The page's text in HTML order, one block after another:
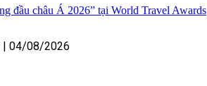
đầu châu Á 2026” tại World Travel Awards
| 04/08/2026